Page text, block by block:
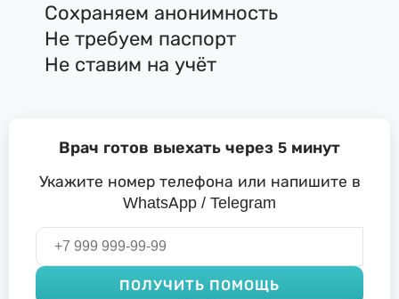
Сохраняем анонимность
Не требуем паспорт
Не ставим на учёт
Врач готов выехать через 5 минут
Укажите номер телефона или напишите в
WhatsApp / Telegram
ПОЛУЧИТЬ ПОМОЩЬ